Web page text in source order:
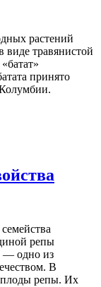
растений
виде травянистой
принято
репы
— одно из
В
репы. Их